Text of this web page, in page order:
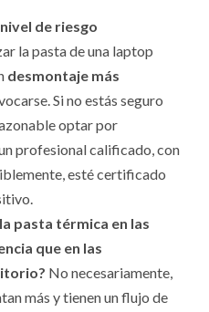
de riesgo
la pasta de una laptop
desmontaje más
Si no estás seguro
optar por
profesional calificado, con
esté certificado
pasta térmica en las
que en las
No necesariamente,
más y tienen un flujo de